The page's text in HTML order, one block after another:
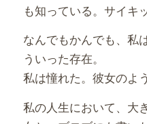
も知っている。サイキ
なんでもかんでも、私
ういった存在。
私は憧れた。彼女のよ
私の人生において、大